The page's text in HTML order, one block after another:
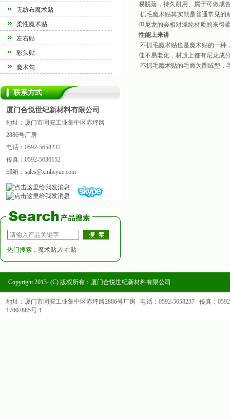
无纺布魔术贴
柔性魔术贴
左右贴
彩头贴
魔术勾
联系方式
厦门合悦世纪新材料有限公司
地址：厦门市同安工业集中区赤坪路
2886号厂房
电话：0592-5658237
传真：0592-5636152
邮箱：sales@xmheyue.com
热门搜索： 魔术贴,左右贴
易脱落，持久耐用、属于可做成
抓毛魔术贴其实就是普通常见的
但尼龙的会相对涤纶材质的来得
性能上来讲
不抓毛魔术贴也是魔术贴的一种
佳不易老化，材质上都有尼龙成
不抓毛魔术贴的毛面为圈绒型，
Copyright 2013- (C) 版权所有：厦门合悦世纪新材料有限公司
地址：厦门市同安工业集中区赤坪路2886号厂房 电话：0592-5658237 传真：
17007885号-1